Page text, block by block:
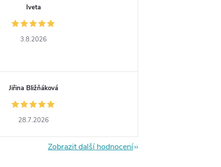
Iveta
3.8.2026
Jiřina Bližňáková
28.7.2026
Zobrazit další hodnocení